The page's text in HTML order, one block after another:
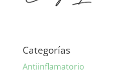
Categorías
Antiinflamatorio